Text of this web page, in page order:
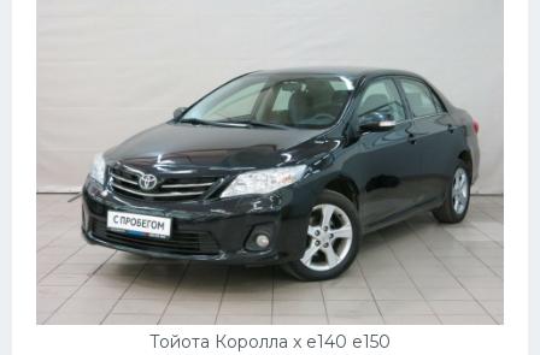
Тойота Королла x e140 e150